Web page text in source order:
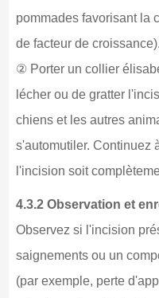
pommades favorisant la
de facteur de croissance).
② Porter un collier
lécher ou de gratter
chiens et les autres
s'automutiler. Continuez
l'incision soit
4.3.2 Observation et
Observez si l'incision
saignements ou un
(par exemple, perte